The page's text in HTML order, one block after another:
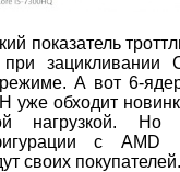
показатель
зацикливании
А вот 6-
уже обходит
нагрузкой. Но
с
своих покупателей.